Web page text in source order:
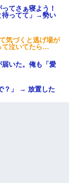
てさぁ寝よう！
待ってて」→勢い
気づくと逃げ場が
て泣いてたら…
いた。俺も「愛
？」 → 放置した